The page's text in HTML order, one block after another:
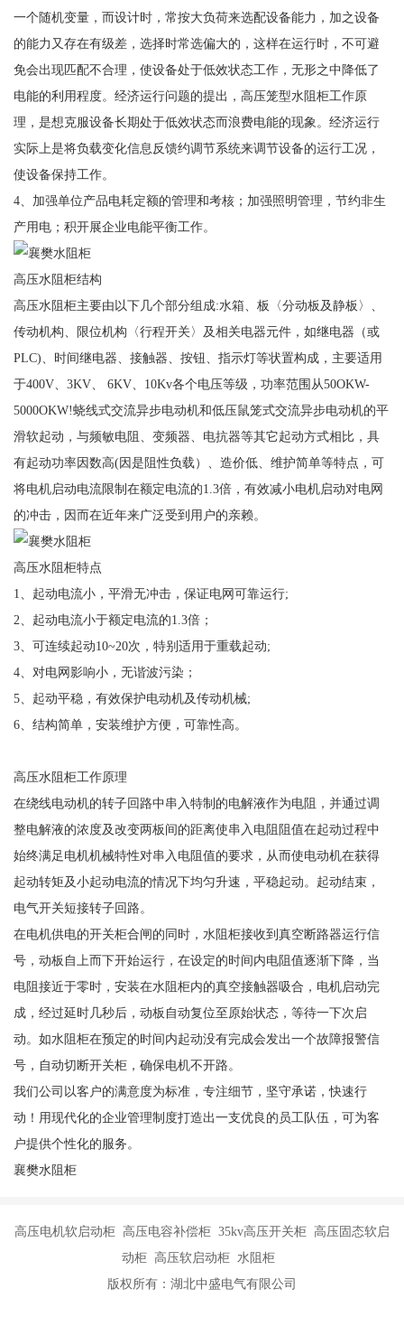
一个随机变量，而设计时，常按大负荷来选配设备能力，加之设备
的能力又存在有级差，选择时常选偏大的，这样在运行时，不可避
免会出现匹配不合理，使设备处于低效状态工作，无形之中降低了
电能的利用程度。经济运行问题的提出，高压笼型水阻柜工作原
理，是想克服设备长期处于低效状态而浪费电能的现象。经济运行
实际上是将负载变化信息反馈约调节系统来调节设备的运行工况，
使设备保持工作。
4、加强单位产品电耗定额的管理和考核；加强照明管理，节约非生
产用电；积开展企业电能平衡工作。
高压水阻柜结构
高压水阻柜主要由以下几个部分组成:水箱、板〈分动板及静板〉、
传动机构、限位机构〈行程开关〉及相关电器元件，如继电器（或
PLC)、时间继电器、接触器、按钮、指示灯等状置构成，主要适用
于400V、3KV、 6KV、10Kv各个电压等级，功率范围从50OKW-
5000OKW!蛲线式交流异步电动机和低压鼠笼式交流异步电动机的平
滑软起动，与频敏电阻、变频器、电抗器等其它起动方式相比，具
有起动功率因数高(因是阻性负载）、造价低、维护简单等特点，可
将电机启动电流限制在额定电流的1.3倍，有效减小电机启动对电网
的冲击，因而在近年来广泛受到用户的亲赖。
高压水阻柜特点
1、起动电流小，平滑无冲击，保证电网可靠运行;
2、起动电流小于额定电流的1.3倍；
3、可连续起动10~20次，特别适用于重载起动;
4、对电网影响小，无谐波污染；
5、起动平稳，有效保护电动机及传动机械;
6、结构简单，安装维护方便，可靠性高。
高压水阻柜工作原理
在绕线电动机的转子回路中串入特制的电解液作为电阻，并通过调
整电解液的浓度及改变两板间的距离使串入电阻阻值在起动过程中
始终满足电机机械特性对串入电阻值的要求，从而使电动机在获得
起动转矩及小起动电流的情况下均匀升速，平稳起动。起动结束，
电气开关短接转子回路。
在电机供电的开关柜合闸的同时，水阻柜接收到真空断路器运行信
号，动板自上而下开始运行，在设定的时间内电阻值逐渐下降，当
电阻接近于零时，安装在水阻柜内的真空接触器吸合，电机启动完
成，经过延时几秒后，动板自动复位至原始状态，等待一下次启
动。如水阻柜在预定的时间内起动没有完成会发出一个故障报警信
号，自动切断开关柜，确保电机不开路。
我们公司以客户的满意度为标准，专注细节，坚守承诺，快速行
动！用现代化的企业管理制度打造出一支优良的员工队伍，可为客
户提供个性化的服务。
襄樊水阻柜
高压电机软启动柜 高压电容补偿柜 35kv高压开关柜 高压固态软启
动柜 高压软启动柜 水阻柜
版权所有：湖北中盛电气有限公司